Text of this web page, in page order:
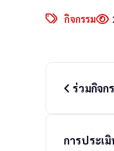
กิจกรรม
ร่วมกิจก
การประเ